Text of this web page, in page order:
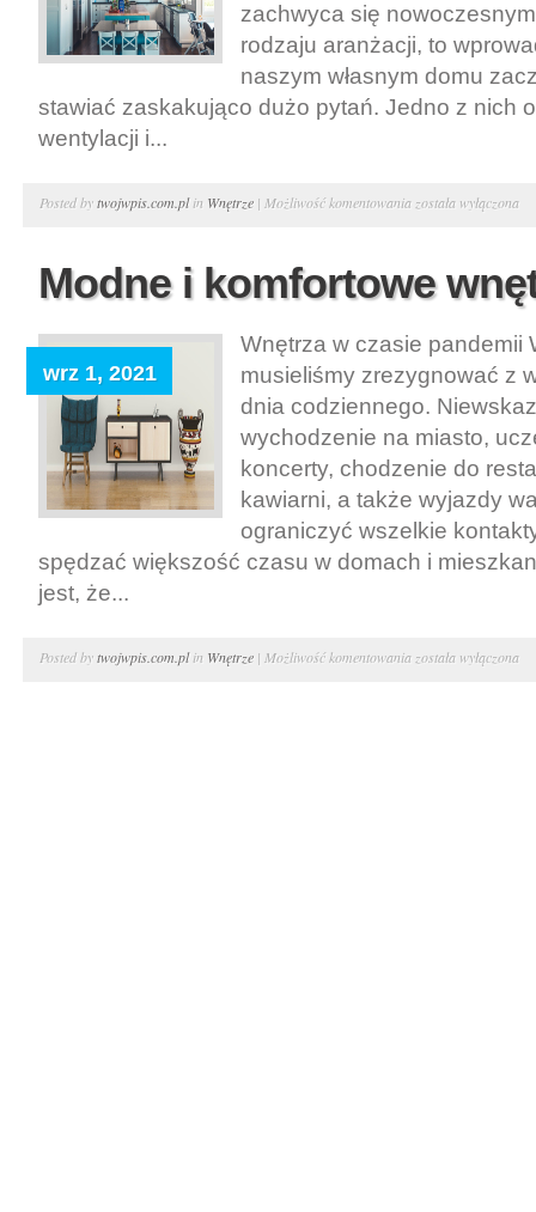
zachwyca się
rodzaju aranżacji, to
naszym własnym domu
stawiać zaskakująco dużo pytań. Jedno z nich
wentylacji i...
Posted bytwojwpis.com.plin Wnętrze | Możliwość komentowania Jaki
do
otwartej
została wyłączona
Modne i komfortowe
wrz 1, 2021
Wnętrza w czasie pandemii
musieliśmy zrezygnować z
dnia codziennego.
wychodzenie na miasto,
koncerty, chodzenie do
kawiarni, a także wyjazdy
ograniczyć wszelkie
spędzać większość czasu w domach i
jest, że...
Posted bytwojwpis.com.plin Wnętrze | Możliwość komentowania Modne
została wyłączona